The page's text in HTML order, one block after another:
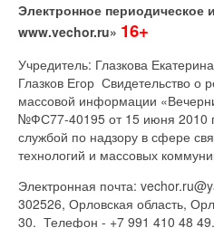
Электронное периодическое
www.vechor.ru» 16+
Учредитель: Глазкова
Глазков Егор Свидетельство о
массовой информации
№ФС77-40195 от 15 июня 2010
службой по надзору в сфере
технологий и массовых
Электронная почта:
302526, Орловская область,
30. Телефон - +7 991 410 48